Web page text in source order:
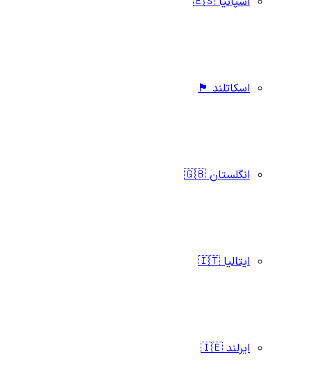
اسکاتلند 🏴󠁧󠁢󠁳󠁣󠁴󠁿
انگلستان 🇬🇧
ایتالیا 🇮🇹
ایرلند 🇮🇪